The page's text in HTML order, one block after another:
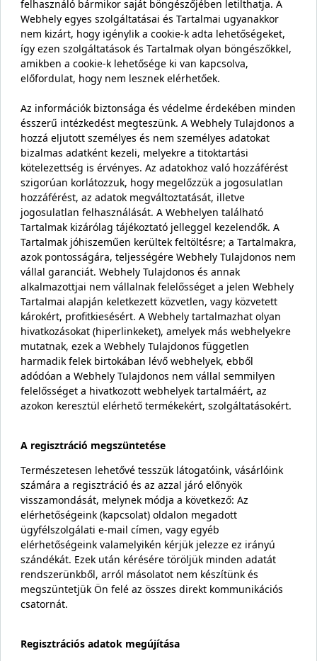
felhasználó bármikor saját böngészőjében letilthatja. A
Webhely egyes szolgáltatásai és Tartalmai ugyanakkor
nem kizárt, hogy igénylik a cookie-k adta lehetőségeket,
így ezen szolgáltatások és Tartalmak olyan böngészőkkel,
amikben a cookie-k lehetősége ki van kapcsolva,
előfordulat, hogy nem lesznek elérhetőek.
Az információk biztonsága és védelme érdekében minden
ésszerű intézkedést megteszünk. A Webhely Tulajdonos a
hozzá eljutott személyes és nem személyes adatokat
bizalmas adatként kezeli, melyekre a titoktartási
kötelezettség is érvényes. Az adatokhoz való hozzáférést
szigorúan korlátozzuk, hogy megelőzzük a jogosulatlan
hozzáférést, az adatok megváltoztatását, illetve
jogosulatlan felhasználását. A Webhelyen található
Tartalmak kizárólag tájékoztató jelleggel kezelendők. A
Tartalmak jóhiszeműen kerültek feltöltésre; a Tartalmakra,
azok pontosságára, teljességére Webhely Tulajdonos nem
vállal garanciát. Webhely Tulajdonos és annak
alkalmazottjai nem vállalnak felelősséget a jelen Webhely
Tartalmai alapján keletkezett közvetlen, vagy közvetett
károkért, profitkiesésért. A Webhely tartalmazhat olyan
hivatkozásokat (hiperlinkeket), amelyek más webhelyekre
mutatnak, ezek a Webhely Tulajdonos független
harmadik felek birtokában lévő webhelyek, ebből
adódóan a Webhely Tulajdonos nem vállal semmilyen
felelősséget a hivatkozott webhelyek tartalmáért, az
azokon keresztül elérhető termékekért, szolgáltatásokért.
A regisztráció megszüntetése
Természetesen lehetővé tesszük látogatóink, vásárlóink
számára a regisztráció és az azzal járó előnyök
visszamondását, melynek módja a következő: Az
elérhetőségeink (kapcsolat) oldalon megadott
ügyfélszolgálati e-mail címen, vagy egyéb
elérhetőségeink valamelyikén kérjük jelezze ez irányú
szándékát. Ezek után kérésére töröljük minden adatát
rendszerünkből, arról másolatot nem készítünk és
megszüntetjük Ön felé az összes direkt kommunikációs
csatornát.
Regisztrációs adatok megújítása